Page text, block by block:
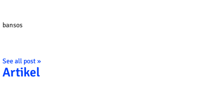
bansos
See all post »
Artikel